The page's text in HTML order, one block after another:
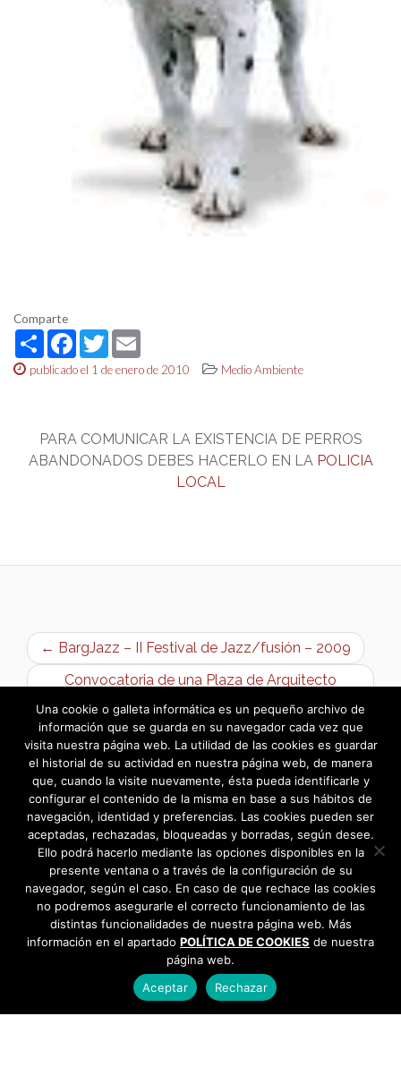
Comparte
ShareFacebook
Twitter
publicado el 1 de enero de 2010 Medio Ambiente
PARA COMUNICAR LA EXISTENCIA DE PERROS
ABANDONADOS DEBES HACERLO EN LA POLICIA
LOCAL
← BargJazz – II Festival de Jazz/fusión – 2009
Convocatoria de una Plaza de Arquitecto
Técnico →
Una cookie o galleta informática es un pequeño archivo de
información que se guarda en su navegador cada vez que
visita nuestra página web. La utilidad de las cookies es guardar
el historial de su actividad en nuestra página web, de manera
que, cuando la visite nuevamente, ésta pueda identificarle y
configurar el contenido de la misma en base a sus hábitos de
navegación, identidad y preferencias. Las cookies pueden ser
aceptadas, rechazadas, bloqueadas y borradas, según desee.
Ello podrá hacerlo mediante las opciones disponibles en la
presente ventana o a través de la configuración de su
navegador, según el caso. En caso de que rechace las cookies
no podremos asegurarle el correcto funcionamiento de las
distintas funcionalidades de nuestra página web. Más
información en el apartado POLÍTICA DE COOKIES de nuestra
página web.
Aceptar
Rechazar